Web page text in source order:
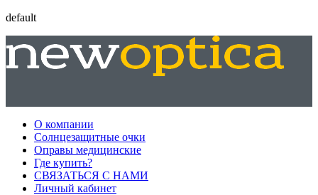
default
О компании
Солнцезащитные очки
Оправы медицинские
Где купить?
СВЯЗАТЬСЯ С НАМИ
Личный кабинет